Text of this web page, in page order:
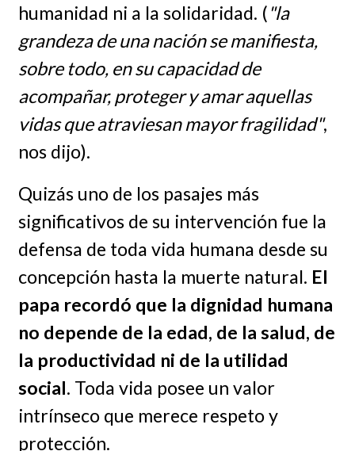
humanidad ni a la solidaridad. ("la
grandeza de una nación se manifiesta,
sobre todo, en su capacidad de
acompañar, proteger y amar aquellas
vidas que atraviesan mayor fragilidad",
nos dijo).
Quizás uno de los pasajes más
significativos de su intervención fue la
defensa de toda vida humana desde su
concepción hasta la muerte natural. El
papa recordó que la dignidad humana
no depende de la edad, de la salud, de
la productividad ni de la utilidad
social. Toda vida posee un valor
intrínseco que merece respeto y
protección.